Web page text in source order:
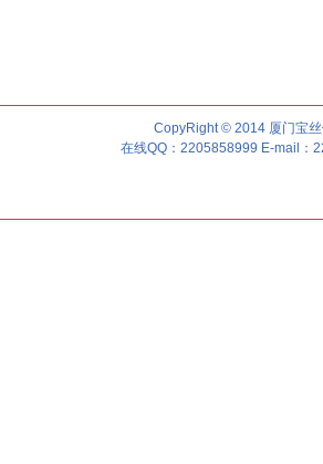
CopyRight © 2014 厦门宝
在线QQ：2205858999 E-mail：